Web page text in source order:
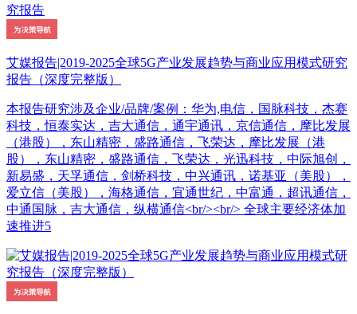
艾媒报告|2019-2025全球5G产业发展趋势与商业应用模式研究
报告（深度完整版）
本报告研究涉及企业/品牌/案例：华为,电信，国脉科技，杰赛
科技，恒泰实达，吉大通信，通宇通讯，京信通信，摩比发展
（港股），东山精密，盛路通信，飞荣达，摩比发展（港
股），东山精密，盛路通信，飞荣达，光迅科技，中际旭创，
新易盛，天孚通信，剑桥科技，中兴通讯，诺基亚（美股），
爱立信（美股），海格通信，宜通世纪，中富通，超讯通信，
中通国脉，吉大通信，纵横通信<br/><br/> 全球主要经济体加
速推进5